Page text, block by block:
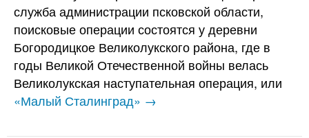
служба администрации псковской области,
поисковые операции состоятся у деревни
Богородицкое Великолукского района, где в
годы Великой Отечественной войны велась
Великолукская наступательная операция, или
«Малый Сталинград» →